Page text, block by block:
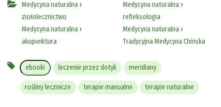
Medycyna naturalna ›
ziołolecznictwo
Medycyna naturalna ›
akupunktura
Medycyna naturalna›
refleksologia
Medycyna naturalna›
Tradycyjna Medycyna Chińska
ebooki leczenie przez dotyk meridiany
rośliny lecznicze terapie manualne terapie naturalne